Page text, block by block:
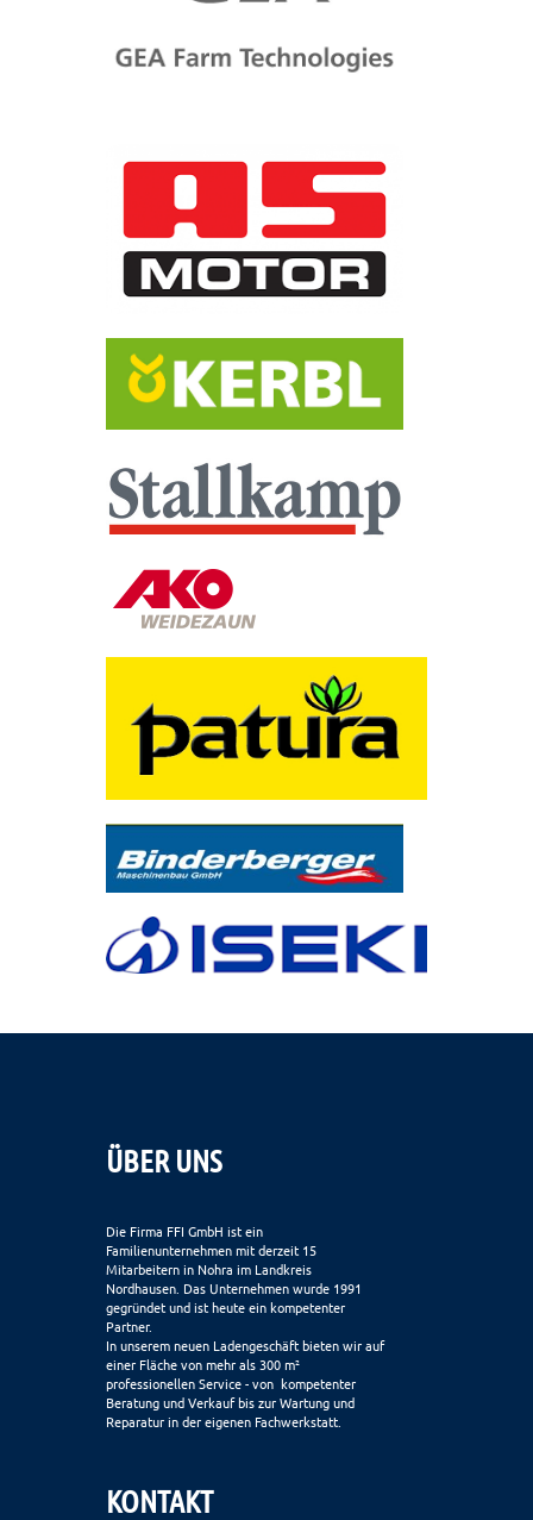
ÜBER UNS
Die Firma FFI GmbH ist ein
Familienunternehmen mit derzeit 15
Mitarbeitern in Nohra im Landkreis
Nordhausen. Das Unternehmen wurde 1991
gegründet und ist heute ein kompetenter
Partner.
In unserem neuen Ladengeschäft bieten wir auf
einer Fläche von mehr als 300 m²
professionellen Service - von kompetenter
Beratung und Verkauf bis zur Wartung und
Reparatur in der eigenen Fachwerkstatt.
KONTAKT